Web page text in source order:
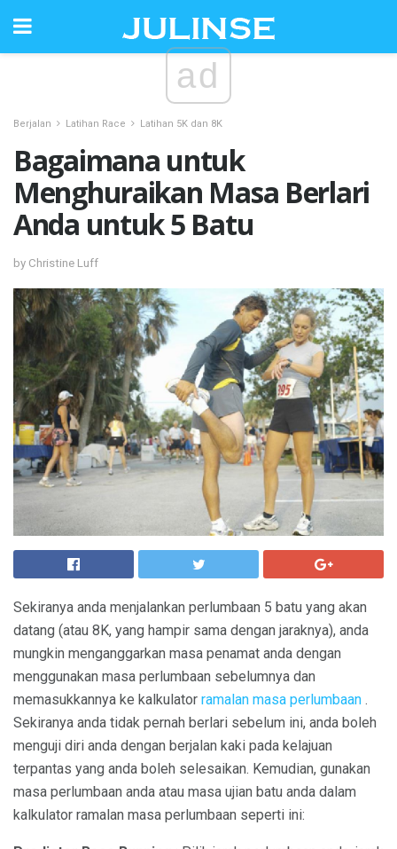
ad
Berjalan Latihan Race Latihan 5K dan 8K
Bagaimana untuk
Menghuraikan Masa Berlari
Anda untuk 5 Batu
by Christine Luff
Sekiranya anda menjalankan perlumbaan 5 batu yang akan
datang (atau 8K, yang hampir sama dengan jaraknya), anda
mungkin menganggarkan masa penamat anda dengan
menggunakan masa perlumbaan sebelumnya dan
memasukkannya ke kalkulator ramalan masa perlumbaan .
Sekiranya anda tidak pernah berlari sebelum ini, anda boleh
menguji diri anda dengan berjalan kaki pada kelajuan
terpantas yang anda boleh selesaikan. Kemudian, gunakan
masa perlumbaan anda atau masa ujian batu anda dalam
kalkulator ramalan masa perlumbaan seperti ini: